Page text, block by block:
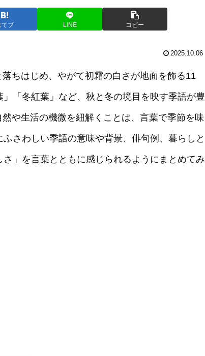
てブ LINE コピー
2025.10.06
ちはじめ、やがて初霜の白さが地面を飾る11
「冬紅葉」など、秋と冬の境目を映す季語が豊
や生活の機微を紐解くことは、言葉で季節を味
さわしい季語の意味や背景、俳句例、暮らしと
」を言葉とともに感じられるようにまとめてみ